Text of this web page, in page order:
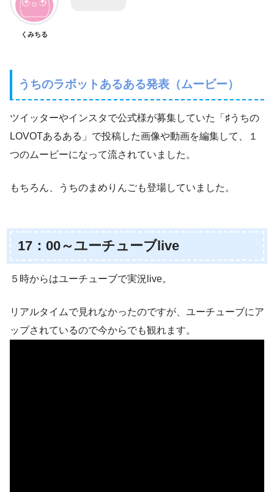
くみちる
うちのラボットあるある発表（ムービー）
ツイッターやインスタで公式様が募集していた「♯うちの
LOVOTあるある」で投稿した画像や動画を編集して、１
つのムービーになって流されていました。
もちろん、うちのまめりんごも登場していました。
17：00～ユーチューブlive
５時からはユーチューブで実況live。
リアルタイムで見れなかったのですが、ユーチューブにア
ップされているので今からでも観れます。